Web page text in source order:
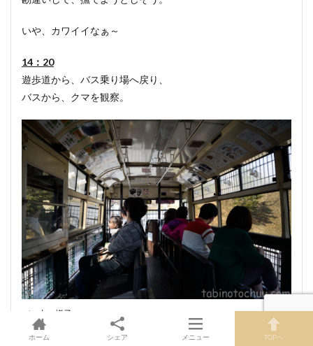
いや、カワイイなぁ～
14：20
遊歩道から、バス乗り場へ戻り、
バスから、クマを観察。
バス内の様子
ホーム シェア メニュー TOPへ